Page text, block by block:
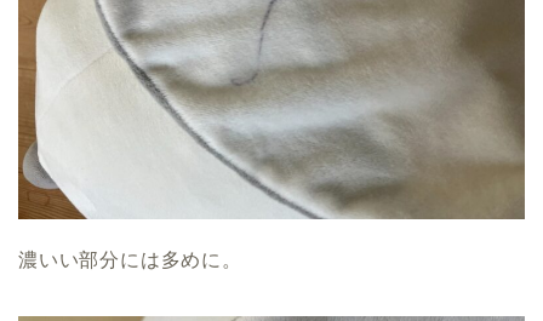
濃いい部分には多めに。